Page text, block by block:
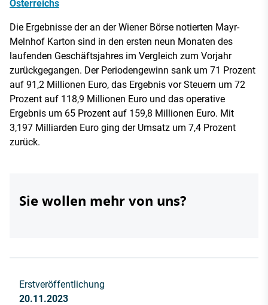
Österreichs
Die Ergebnisse der an der Wiener Börse notierten Mayr-
Melnhof Karton sind in den ersten neun Monaten des
laufenden Geschäftsjahres im Vergleich zum Vorjahr
zurückgegangen. Der Periodengewinn sank um 71 Prozent
auf 91,2 Millionen Euro, das Ergebnis vor Steuern um 72
Prozent auf 118,9 Millionen Euro und das operative
Ergebnis um 65 Prozent auf 159,8 Millionen Euro. Mit
3,197 Milliarden Euro ging der Umsatz um 7,4 Prozent
zurück.
Sie wollen mehr von uns?
Erstveröffentlichung
20.11.2023